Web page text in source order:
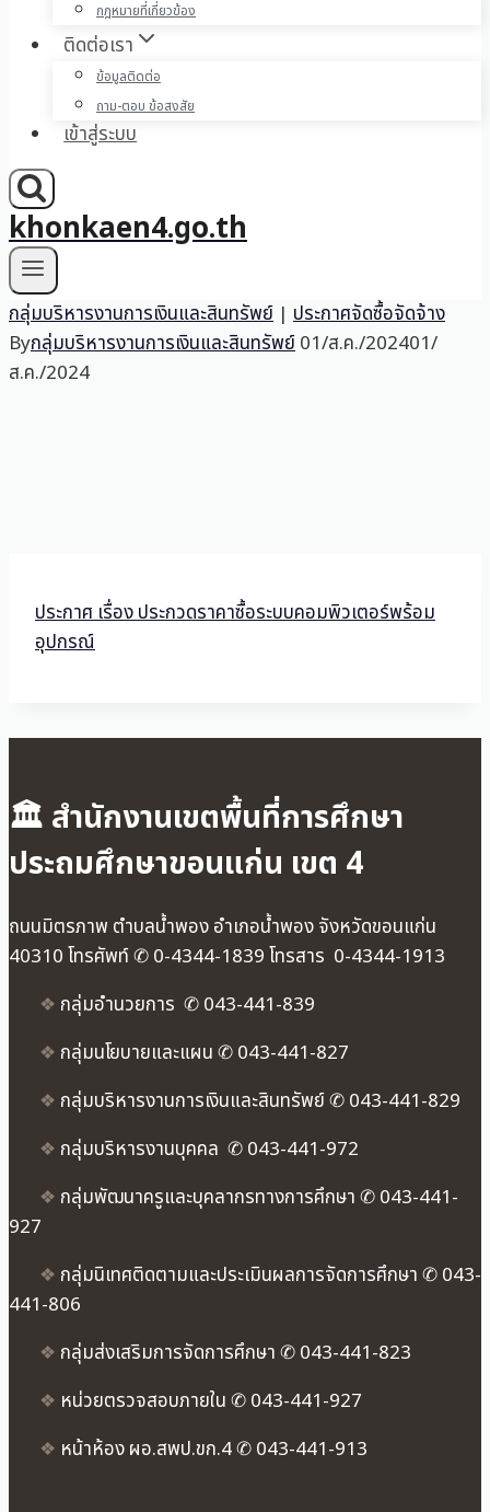
กฎหมายที่เกี่ยวข้อง
ติดต่อเรา
ข้อมูลติดต่อ
ถาม-ตอบ ข้อสงสัย
เข้าสู่ระบบ
khonkaen4.go.th
กลุ่มบริหารงานการเงินและสินทรัพย์ | ประกาศจัดซื้อจัดจ้าง
Byกลุ่มบริหารงานการเงินและสินทรัพย์01/ส.ค./202401/
ส.ค./2024
ประกาศ เรื่อง ประกวดราคาซื้อระบบคอมพิวเตอร์พร้อม
อุปกรณ์
🏛 สำนักงานเขตพื้นที่การศึกษา
ประถมศึกษาขอนแก่น เขต 4
ถนนมิตรภาพ ตำบลน้ำพอง อำเภอน้ำพอง จังหวัดขอนแก่น
40310 โทรศัพท์ ✆ 0-4344-1839 โทรสาร 0-4344-1913
❖ กลุ่มอำนวยการ ✆ 043-441-839
❖ กลุ่มนโยบายและแผน ✆ 043-441-827
❖ กลุ่มบริหารงานการเงินและสินทรัพย์ ✆ 043-441-829
❖ กลุ่มบริหารงานบุคคล ✆ 043-441-972
❖ กลุ่มพัฒนาครูและบุคลากรทางการศึกษา ✆ 043-441-
927
❖ กลุ่มนิเทศติดตามและประเมินผลการจัดการศึกษา ✆ 043-
441-806
❖ กลุ่มส่งเสริมการจัดการศึกษา ✆ 043-441-823
❖ หน่วยตรวจสอบภายใน ✆ 043-441-927
❖ หน้าห้อง ผอ.สพป.ขก.4 ✆ 043-441-913